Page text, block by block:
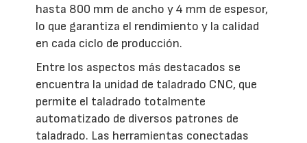
hasta 800 mm de ancho y 4 mm de espesor,
lo que garantiza el rendimiento y la calidad
en cada ciclo de producción.
Entre los aspectos más destacados se
encuentra la unidad de taladrado CNC, que
permite el taladrado totalmente
automatizado de diversos patrones de
taladrado. Las herramientas conectadas